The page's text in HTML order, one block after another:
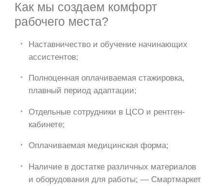
Как мы создаем комфорт
рабочего места?
Наставничество и обучение начинающих
ассистентов;
Полноценная оплачиваемая стажировка,
плавный период адаптации;
Отдельные сотрудники в ЦСО и рентген-
кабинете;
Оплачиваемая медицинская форма;
Наличие в достатке различных материалов
и оборудования для работы; — Смартмаркет